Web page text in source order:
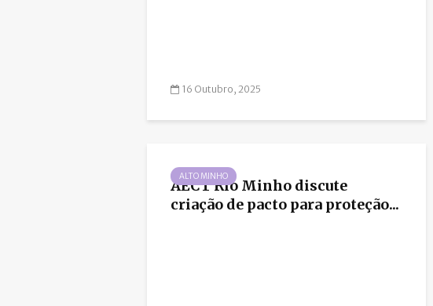
16 Outubro, 2025
ALTO MINHO
AECT Rio Minho discute
criação de pacto para proteção...